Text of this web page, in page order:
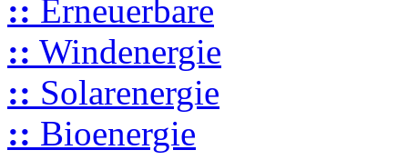
:: Erneuerbare
:: Windenergie
:: Solarenergie
:: Bioenergie